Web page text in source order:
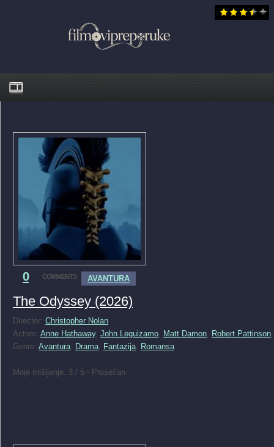
0 COMMENTS AVANTURA
The Odyssey (2026)
Director: Christopher Nolan
Actors: Anne Hathaway, John Leguizamo Matt Damon Robert Pattinson
Genre: Avantura Drama Fantazija Romansa
Moje mišljenje: 3 / 5 - Prosečan